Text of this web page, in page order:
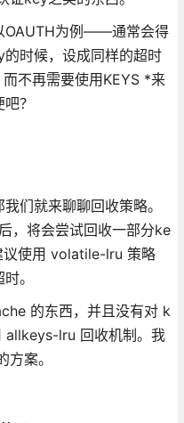
OAUTH为例——通常会得
时候，设成同样的超时
不再需要使用KEYS *来
？
们就来聊聊回收策略。
，将会尝试回收一部分ke
议使用 volatile-lru 策略
。
的东西，并且没有对 k
allkeys-lru 回收机制。我
案。